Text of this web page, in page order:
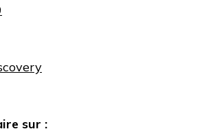
sur :